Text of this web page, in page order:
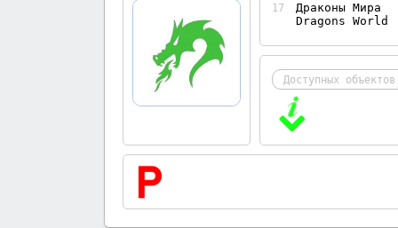
17
Драконы Мира
Dragons World
Доступных объектов